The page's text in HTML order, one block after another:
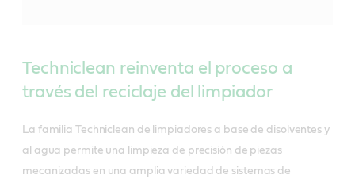
Techniclean reinventa el proceso a
través del reciclaje del limpiador
La familia Techniclean de limpiadores a base de disolventes y
al agua permite una limpieza de precisión de piezas
mecanizadas en una amplia variedad de sistemas de